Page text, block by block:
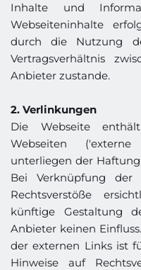
Inhalte und
Webseiteninhalte
durch die Nutzung
Vertragsverhältnis
Anbieter zustande.
2. Verlinkungen
Die Webseite
Webseiten
unterliegen der
Bei Verknüpfung der
Rechtsverstöße
künftige Gestaltung
Anbieter keinen
der externen Links ist
Hinweise auf